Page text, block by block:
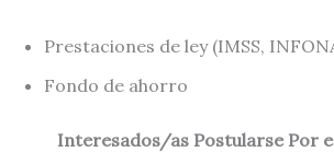
Prestaciones de ley (IMSS,
Fondo de ahorro
Interesados/as Postularse Por